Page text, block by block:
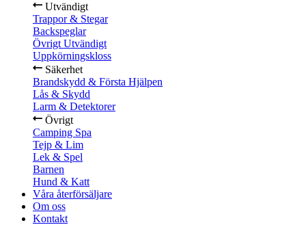
Utvändigt
Trappor & Stegar
Backspeglar
Övrigt Utvändigt
Uppkörningskloss
Säkerhet
Brandskydd & Första Hjälpen
Lås & Skydd
Larm & Detektorer
Övrigt
Camping Spa
Tejp & Lim
Lek & Spel
Barnen
Hund & Katt
Våra återförsäljare
Om oss
Kontakt